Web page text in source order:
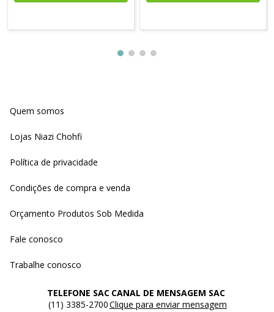
Quem somos
Lojas Niazi Chohfi
Política de privacidade
Condições de compra e venda
Orçamento Produtos Sob Medida
Fale conosco
Trabalhe conosco
TELEFONE SAC
(11) 3385-2700
CANAL DE MENSAGEM SAC
Clique para enviar mensagem